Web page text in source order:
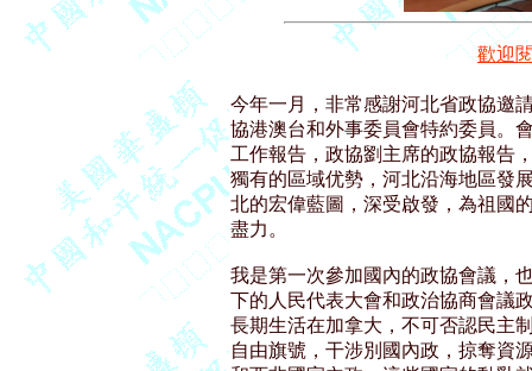
歡迎
今年一月，非常感謝河北省政協邀
協港澳台和外事委員會特約委員。
工作報告，政協劉主席的政協報告
獨有的區域优勢，河北沿海地區發
北的宏偉藍圖，深受啟發，為祖國
盡力。
我是第一次參加國內的政協會議，
下的人民代表大會和政治協商會議
長期生活在加拿大，不可否認民主
自由旗號，干涉別國內政，掠奪資